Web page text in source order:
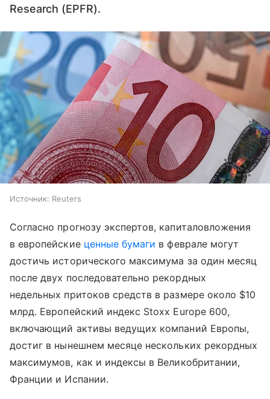
Research (EPFR).
Источник: Reuters
Согласно прогнозу экспертов, капиталовложения
в европейские ценные бумаги в феврале могут
достичь исторического максимума за один месяц
после двух последовательно рекордных
недельных притоков средств в размере около $10
млрд. Европейский индекс Stoxx Europe 600,
включающий активы ведущих компаний Европы,
достиг в нынешнем месяце нескольких рекордных
максимумов, как и индексы в Великобритании,
Франции и Испании.